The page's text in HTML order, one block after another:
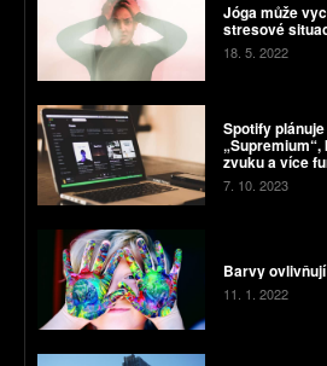
Jóga může
stresové
18. 5. 2022
Spotify
zvuku a více
7. 10. 2023
Barvy
11. 1. 2022